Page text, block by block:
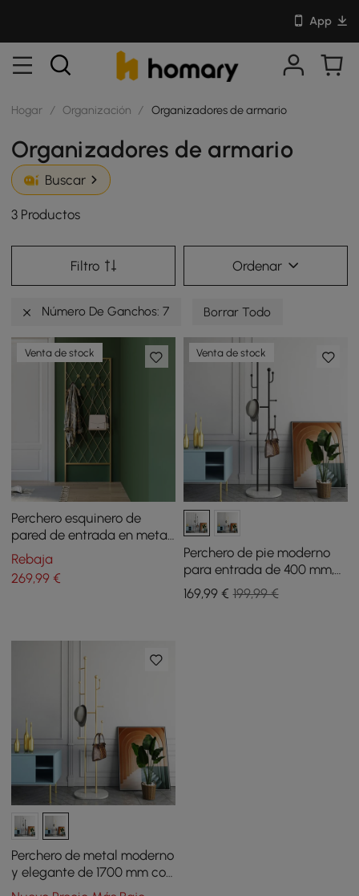
App
Hogar / Organización / Organizadores de armario
Organizadores de armario
Buscar
3 Productos
Filtro Ordenar
Número De Ganchos: 7 Borrar Todo
Venta de stock
Perchero esquinero de
pared de entrada en metal
con ganchos
Rebaja
269,99 €
Venta de stock
Perchero de pie moderno
para entrada de 400 mm,
metal con 7 ganchos, base
de mármol en color negro
169,99€ 199,99 €
Perchero de metal moderno
y elegante de 1700 mm con
base de mármol en oro